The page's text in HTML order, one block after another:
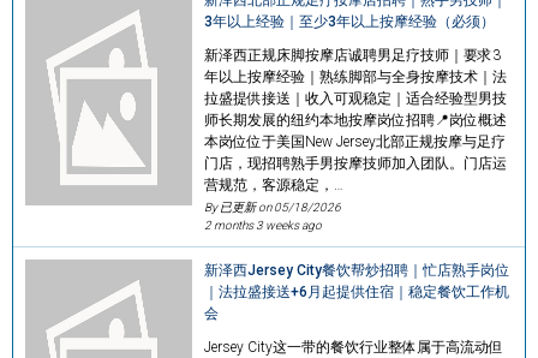
3年以上经验｜至少3年以上按摩经验（必须）
新泽西正规床脚按摩店诚聘男足疗技师｜要求3
年以上按摩经验｜熟练脚部与全身按摩技术｜法
拉盛提供接送｜收入可观稳定｜适合经验型男技
师长期发展的纽约本地按摩岗位招聘📍岗位概述
本岗位位于美国New Jersey北部正规按摩与足疗
门店，现招聘熟手男按摩技师加入团队。门店运
营规范，客源稳定，…
By 已更新 on05/18/2026
2 months 3 weeks ago
新泽西Jersey City餐饮帮炒招聘｜忙店熟手岗位
｜法拉盛接送+6月起提供住宿｜稳定餐饮工作机
会
Jersey City这一带的餐饮行业整体属于高流动但